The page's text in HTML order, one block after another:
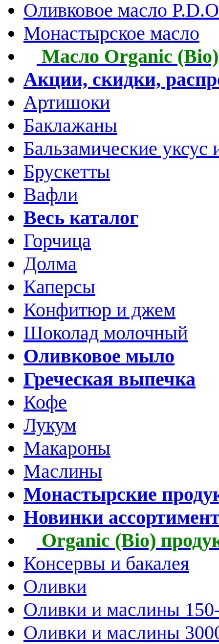
Оливковое масло
Монастырское масло
Масло Organic (Bio)
Акции, скидки,
Артишоки
Баклажаны
Бальзамические уксус
Брускетты
Вафли
Весь каталог
Горчица
Долма
Каперсы
Конфитюр и джем
Шоколад молочный
Оливковое мыло
Греческая выпечка
Кофе
Лукум
Макароны
Маслины
Монастырские
Новинки
Organic (Bio)
Консервы и бакалея
Оливки
Оливки и маслины
Оливки и маслины